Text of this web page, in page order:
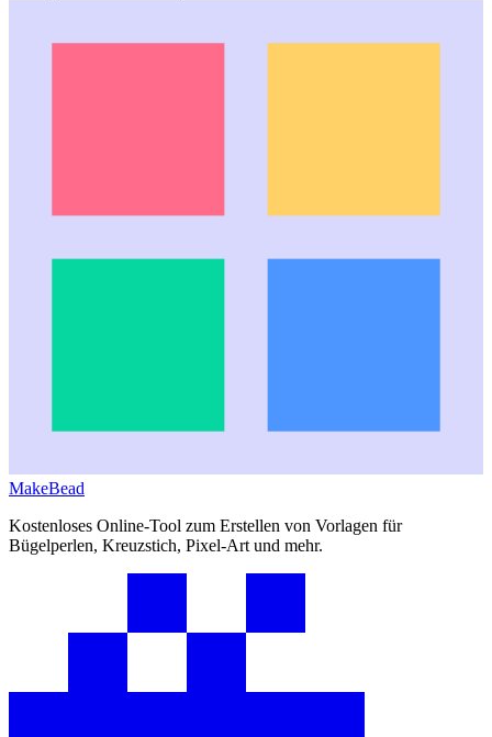
MakeBead
Kostenloses Online-Tool zum Erstellen von Vorlagen für
Bügelperlen, Kreuzstich, Pixel-Art und mehr.